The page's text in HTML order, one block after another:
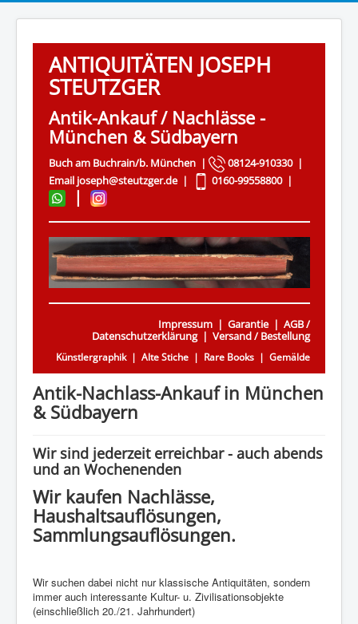
ANTIQUITÄTEN JOSEPH
STEUTZGER
Antik-Ankauf / Nachlässe -
München & Südbayern
Buch am Buchrain/b. München | 08124-910330|
Email joseph@steutzger.de| 0160-99558800|
|
Impressum | Garantie| AGB /
Datenschutzerklärung| Versand / Bestellung
Künstlergraphik| Alte Stiche | Rare Books | Gemälde
Antik-Nachlass-Ankauf in München
& Südbayern
Wir sind jederzeit erreichbar - auch abends
und an Wochenenden
Wir kaufen Nachlässe,
Haushaltsauflösungen,
Sammlungsauflösungen.
Wir suchen dabei nicht nur klassische Antiquitäten, sondern
immer auch interessante Kultur- u. Zivilisationsobjekte
(einschließlich 20./21. Jahrhundert)